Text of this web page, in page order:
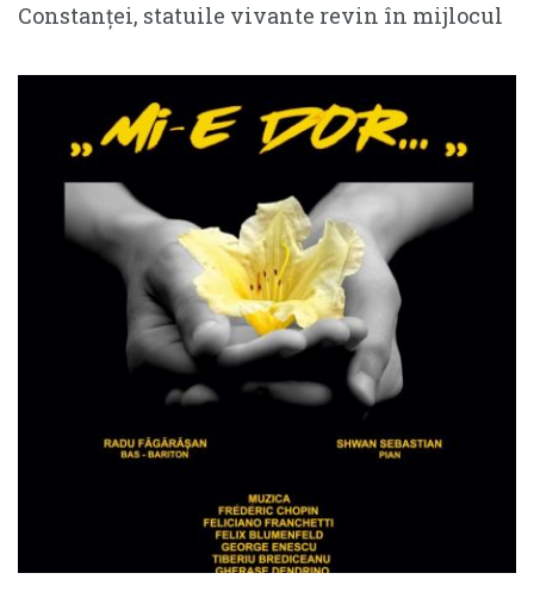
Constanței, statuile vivante revin în mijlocul